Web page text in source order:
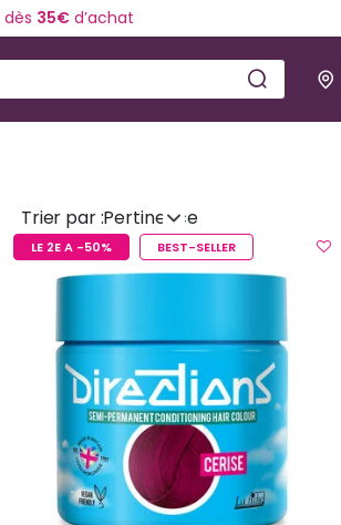
dès 35€d’achat
Esthétique
Trier par :Pertinence
LE 2E A -50% BEST-SELLER